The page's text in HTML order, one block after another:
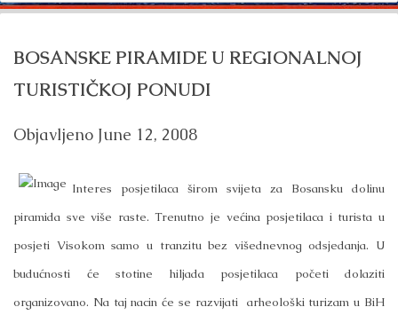
for:
BOSANSKE PIRAMIDE U REGIONALNOJ
TURISTIČKOJ PONUDI
Objavljeno June 12, 2008
Interes posjetilaca širom svijeta za Bosansku dolinu
piramida sve više raste. Trenutno je većina posjetilaca i turista u
posjeti Visokom samo u tranzitu bez višednevnog odsjedanja. U
budućnosti će stotine hiljada posjetilaca početi dolaziti
organizovano. Na taj nacin će se razvijati arheološki turizam u BiH